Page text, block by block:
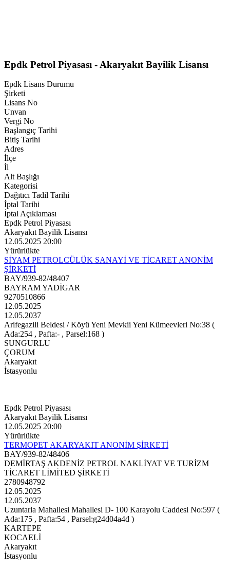
Epdk Petrol Piyasası - Akaryakıt Bayilik Lisansı
Epdk Lisans Durumu
Şirketi
Lisans No
Unvan
Vergi No
Başlangıç Tarihi
Bitiş Tarihi
Adres
İlçe
İl
Alt Başlığı
Kategorisi
Dağıtıcı Tadil Tarihi
İptal Tarihi
İptal Açıklaması
Epdk Petrol Piyasası
Akaryakıt Bayilik Lisansı
12.05.2025 20:00
Yürürlükte
SİYAM PETROLCÜLÜK SANAYİ VE TİCARET ANONİM
ŞİRKETİ
BAY/939-82/48407
BAYRAM YADİGAR
9270510866
12.05.2025
12.05.2037
Arifegazili Beldesi / Köyü Yeni Mevkii Yeni Kümeevleri No:38 (
Ada:254 , Pafta:- , Parsel:168 )
SUNGURLU
ÇORUM
Akaryakıt
İstasyonlu
Epdk Petrol Piyasası
Akaryakıt Bayilik Lisansı
12.05.2025 20:00
Yürürlükte
TERMOPET AKARYAKIT ANONİM ŞİRKETİ
BAY/939-82/48406
DEMİRTAŞ AKDENİZ PETROL NAKLİYAT VE TURİZM
TİCARET LİMİTED ŞİRKETİ
2780948792
12.05.2025
12.05.2037
Uzuntarla Mahallesi Mahallesi D- 100 Karayolu Caddesi No:597 (
Ada:175 , Pafta:54 , Parsel:g24d04a4d )
KARTEPE
KOCAELİ
Akaryakıt
İstasyonlu